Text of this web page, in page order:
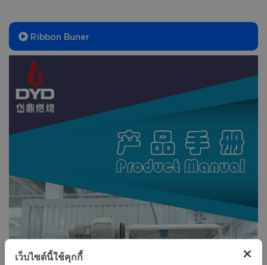
Ribbon Buner
เว็บไซต์นี้ใช้คุกกี้